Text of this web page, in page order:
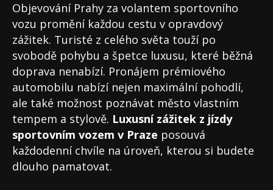
Objevování Prahy za volantem sportovního
vozu promění každou cestu v opravdový
zážitek. Turisté z celého světa touží po
svobodě pohybu a špetce luxusu, které běžná
doprava nenabízí. Pronájem prémiového
automobilu nabízí nejen maximální pohodlí,
ale také možnost poznávat město vlastním
tempem a stylově. Luxusní zážitek z jízdy
sportovním vozem v Praze posouvá
každodenní chvíle na úroveň, kterou si budete
dlouho pamatovat.